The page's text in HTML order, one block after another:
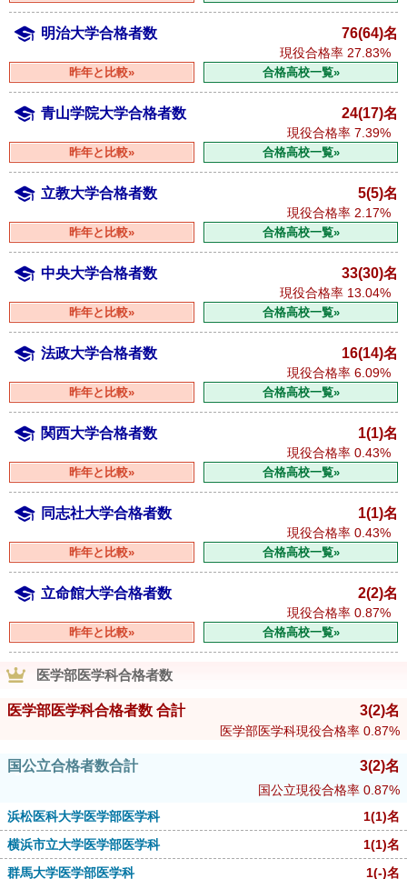
明治大学合格者数 76(64)名
現役合格率 27.83%
昨年と比較» 合格高校一覧»
青山学院大学合格者数 24(17)名
現役合格率 7.39%
昨年と比較» 合格高校一覧»
立教大学合格者数 5(5)名
現役合格率 2.17%
昨年と比較» 合格高校一覧»
中央大学合格者数 33(30)名
現役合格率 13.04%
昨年と比較» 合格高校一覧»
法政大学合格者数 16(14)名
現役合格率 6.09%
昨年と比較» 合格高校一覧»
関西大学合格者数 1(1)名
現役合格率 0.43%
昨年と比較» 合格高校一覧»
同志社大学合格者数 1(1)名
現役合格率 0.43%
昨年と比較» 合格高校一覧»
立命館大学合格者数 2(2)名
現役合格率 0.87%
昨年と比較» 合格高校一覧»
医学部医学科合格者数
医学部医学科合格者数 合計 3(2)名
医学部医学科現役合格率 0.87%
国公立合格者数合計 3(2)名
国公立現役合格率 0.87%
浜松医科大学医学部医学科
1(1)名
横浜市立大学医学部医学科
1(1)名
群馬大学医学部医学科
1(-)名